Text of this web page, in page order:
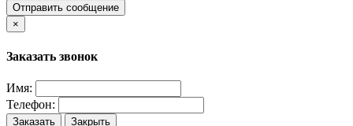
Отправить сообщение
×
Заказать звонок
Имя:
Телефон:
Заказать Закрыть